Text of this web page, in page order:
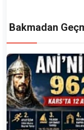
Bakmadan